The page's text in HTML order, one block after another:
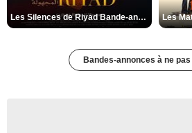
Les Silences de Riyad Bande-annonce VO STFR
Bandes-annonces à ne